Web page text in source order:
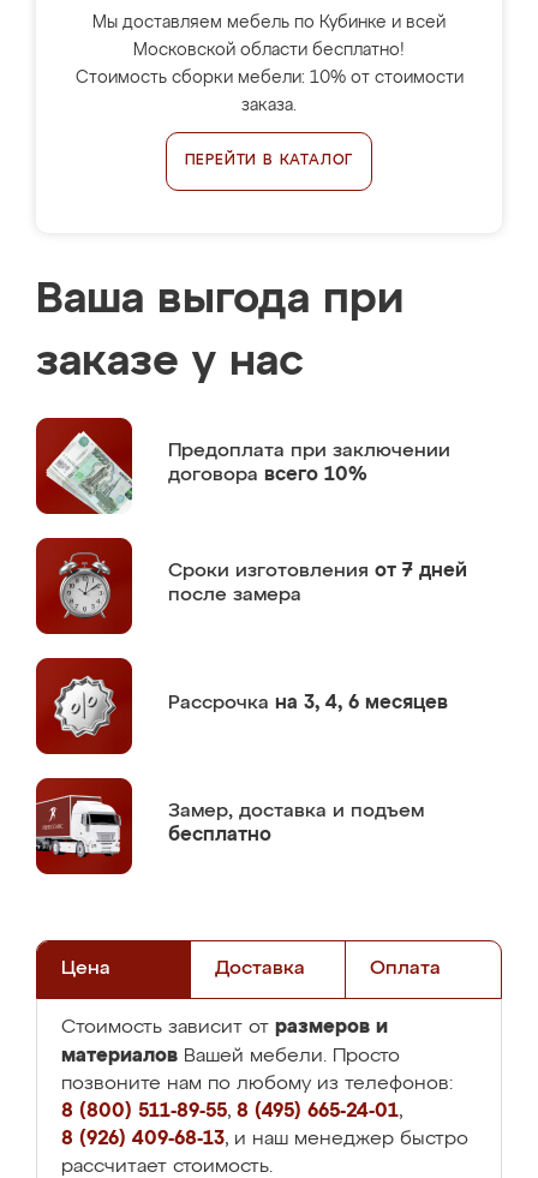
Мы доставляем мебель по Кубинке и всей
Московской области бесплатно!
Стоимость сборки мебели: 10% от стоимости
заказа.
ПЕРЕЙТИ В КАТАЛОГ
Ваша выгода при
заказе у нас
Предоплата при заключении
договора всего 10%
Сроки изготовления от 7 дней
после замера
Рассрочка на 3, 4, 6 месяцев
Замер, доставка и подъем
бесплатно
Цена Доставка Оплата
Стоимость зависит от размеров и
материалов Вашей мебели. Просто
позвоните нам по любому из телефонов:
8 (800) 511-89-55, 8 (495) 665-24-01,
8 (926) 409-68-13, и наш менеджер быстро
рассчитает стоимость.